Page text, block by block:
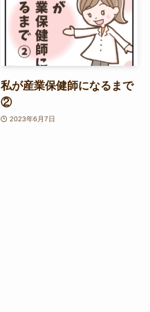
私が産業保健師になるまで
②
2023年6月7日